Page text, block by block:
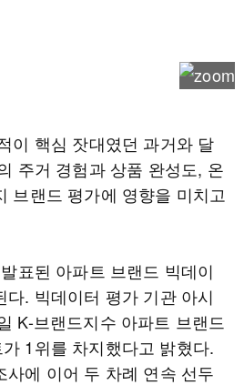
이 핵심 잣대였던 과거와 달
주거 경험과 상품 완성도, 온
브랜드 평가에 영향을 미치고
표된 아파트 브랜드 빅데이
다. 빅데이터 평가 기관 아시
K-브랜드지수 아파트 브랜드
1위를 차지했다고 밝혔다.
사에 이어 두 차례 연속 선두